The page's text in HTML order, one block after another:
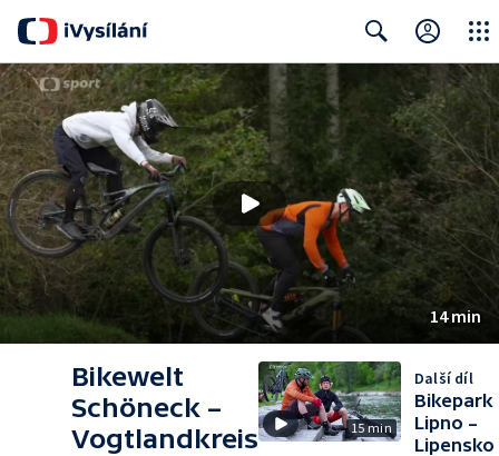
Close
14 min
Bikewelt
Schöneck –
Vogtlandkreis
15 min
Další díl
Bikepark
Lipno –
Lipensko